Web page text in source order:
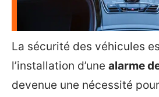
La sécurité des véhicules
l’installation d’une alarme
devenue une nécessité